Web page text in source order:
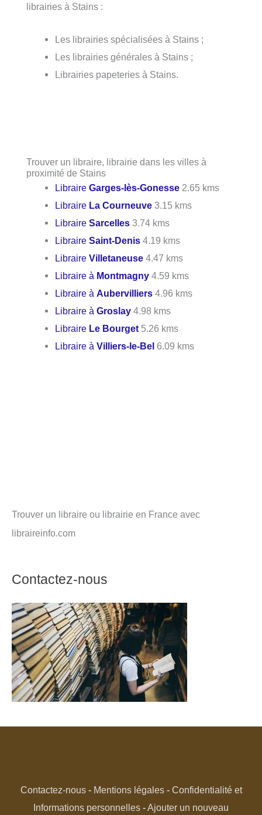
librairies à Stains :
Les librairies spécialisées à Stains ;
Les librairies générales à Stains ;
Librairies papeteries à Stains.
Trouver un libraire, librairie dans les villes à
proximité de Stains
LibraireGarges-lès-Gonesse 2.65 kms
Libraire La Courneuve 3.15 kms
LibraireSarcelles 3.74 kms
LibraireSaint-Denis 4.19 kms
LibraireVilletaneuse 4.47 kms
Libraire à Montmagny 4.59 kms
Libraire àAubervilliers 4.96 kms
Libraire àGroslay 4.98 kms
Libraire Le Bourget 5.26 kms
Libraire àVilliers-le-Bel 6.09 kms
Trouver un libraire ou librairie en France avec
libraireinfo.com
Contactez-nous
Contactez-nous- Mentions légales- Confidentialité et
Informations personnelles -Ajouter un nouveau